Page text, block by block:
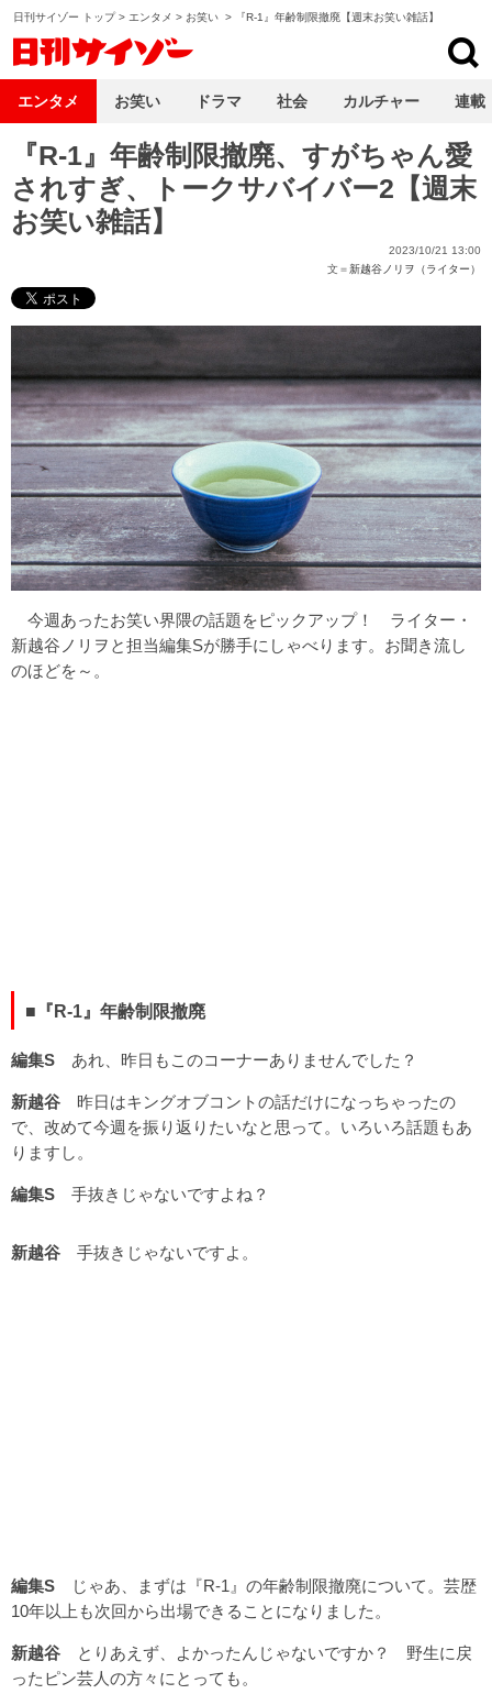
日刊サイゾー トップ> エンタメ > お笑い > 『R-1』年齢制限撤廃【週末お笑い雑話】
『R-1』年齢制限撤廃、すがちゃん愛
されすぎ、トークサバイバー2【週末
お笑い雑話】
2023/10/21 13:00
文＝新越谷ノリヲ（ライター）
今週あったお笑い界隈の話題をピックアップ！ ライター・
新越谷ノリヲと担当編集Sが勝手にしゃべります。お聞き流し
のほどを～。
■『R-1』年齢制限撤廃
編集S あれ、昨日もこのコーナーありませんでした？
新越谷 昨日はキングオブコントの話だけになっちゃったの
で、改めて今週を振り返りたいなと思って。いろいろ話題もあ
りますし。
編集S 手抜きじゃないですよね？
新越谷 手抜きじゃないですよ。
編集S じゃあ、まずは『R-1』の年齢制限撤廃について。芸歴
10年以上も次回から出場できることになりました。
新越谷 とりあえず、よかったんじゃないですか？ 野生に戻
ったピン芸人の方々にとっても。
エンタメ お笑い ドラマ 社会 カルチャー 連載